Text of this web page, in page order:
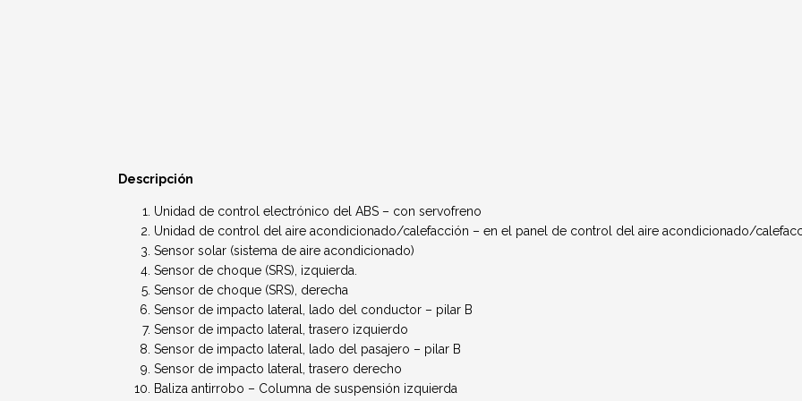
Descripción
Unidad de control electrónico del ABS – con servofreno
Unidad de control del aire acondicionado/calefacción – en el panel de control del aire acondicionado/
Sensor solar (sistema de aire acondicionado)
Sensor de choque (SRS), izquierda.
Sensor de choque (SRS), derecha
Sensor de impacto lateral, lado del conductor – pilar B
Sensor de impacto lateral, trasero izquierdo
Sensor de impacto lateral, lado del pasajero – pilar B
Sensor de impacto lateral, trasero derecho
Baliza antirrobo – Columna de suspensión izquierda